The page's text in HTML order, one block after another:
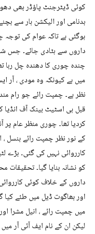
کوئی ڈیٹرجنٹ پاؤڈر بھی
بدنامی اور الیکشن ہار سے
ہوگئی ہے تاکہ عوام کی
داروں سے ہٹادی جائے۔ جس
چندہ چوری کا دھندہ چل رہا
میں ہے کیونکہ وہ مودی ، آر
نظر ہے۔ چمپت رائے جو رام
قبل ہی اسٹیٹ بینک آف
کردیا تھا۔ چوری منظر عام
کے نور نظر چمپت رائے بنسل
کارروائی نہیں کی گئی۔ بڑے
کو نشانہ بنایا گیا۔
داروں کے خلاف کوئی
میں چمپت رائے ، انیل مشرا
لیکن ان کے نام ایف آئی آر میں